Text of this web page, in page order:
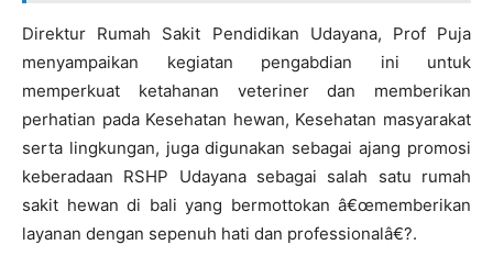
Direktur Rumah Sakit Pendidikan Udayana, Prof Puja
menyampaikan kegiatan pengabdian ini untuk
memperkuat ketahanan veteriner dan memberikan
perhatian pada Kesehatan hewan, Kesehatan masyarakat
serta lingkungan, juga digunakan sebagai ajang promosi
keberadaan RSHP Udayana sebagai salah satu rumah
sakit hewan di bali yang bermottokan â€œmemberikan
layanan dengan sepenuh hati dan professionalâ€?.